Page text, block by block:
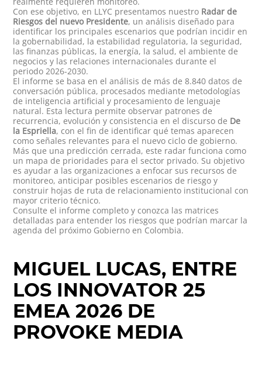
Con ese objetivo, en LLYC presentamos nuestro Radar de
Riesgos del nuevo Presidente, un análisis diseñado para
identificar los principales escenarios que podrían incidir en
la gobernabilidad, la estabilidad regulatoria, la seguridad,
las finanzas públicas, la energía, la salud, el ambiente de
negocios y las relaciones internacionales durante el
periodo 2026-2030.
El informe se basa en el análisis de más de 8.840 datos de
conversación pública, procesados mediante metodologías
de inteligencia artificial y procesamiento de lenguaje
natural. Esta lectura permite observar patrones de
recurrencia, evolución y consistencia en el discurso de De
la Espriella, con el fin de identificar qué temas aparecen
como señales relevantes para el nuevo ciclo de gobierno.
Más que una predicción cerrada, este radar funciona como
un mapa de prioridades para el sector privado. Su objetivo
es ayudar a las organizaciones a enfocar sus recursos de
monitoreo, anticipar posibles escenarios de riesgo y
construir hojas de ruta de relacionamiento institucional con
mayor criterio técnico.
Consulte el informe completo y conozca las matrices
detalladas para entender los riesgos que podrían marcar la
agenda del próximo Gobierno en Colombia.
MIGUEL LUCAS, ENTRE
LOS INNOVATOR 25
EMEA 2026 DE
PROVOKE MEDIA